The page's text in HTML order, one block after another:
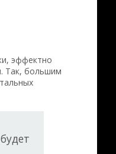
эффектно
Так, большим